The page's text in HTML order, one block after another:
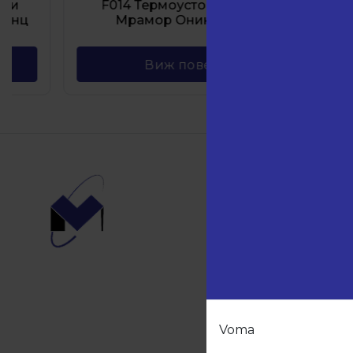
Voma
F014 Термоустойчив плот
Мрамор Оникс гланц
Виж повече